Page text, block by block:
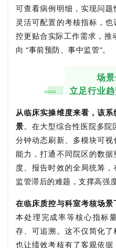
可查看病例明细，实现问题
灵活可配置的考核指标，
控更贴合实际工作需求，推
向 “事前预防、事中监管”。
场
立足行业
从临床实操维度来看，该
景。在大型综合性医院多
分钟动态刷新、多模块可
能力，打通不同院区的数
度、报告时效的全局统筹
监管滞后的难题，支撑高强
在临床质控与科室考核场景
本处理完成率等核心指标
存、可追溯。这不仅简化了
也让绩效考核有了客观依